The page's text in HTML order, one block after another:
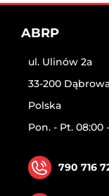
ABRP
ul. Ulinów 2a
33-200
Polska
Pon. - Pt. 08:00
790 716